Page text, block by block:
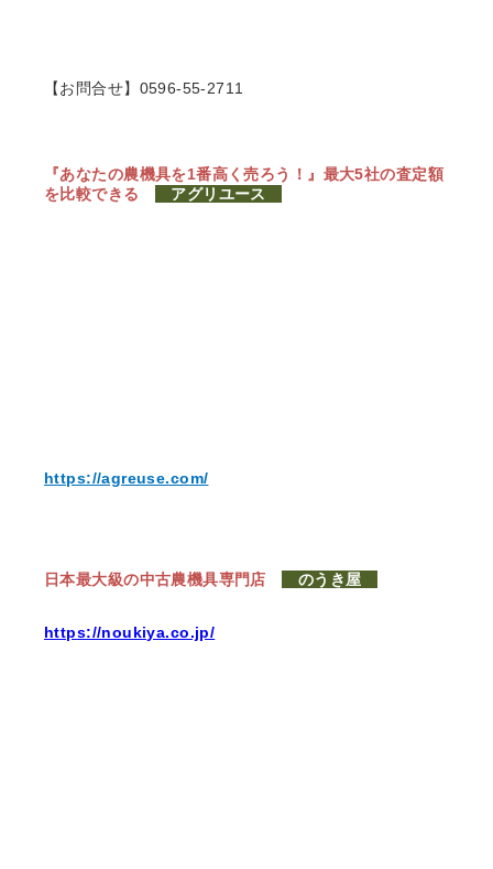
【お問合せ】0596-55-2711
『あなたの農機具を1番高く売ろう！』 最大5社の査定額
を比較できる
アグリユース
https://agreuse.com/
日本最大級の中古農機具専門店 のうき屋
https://noukiya.co.jp/